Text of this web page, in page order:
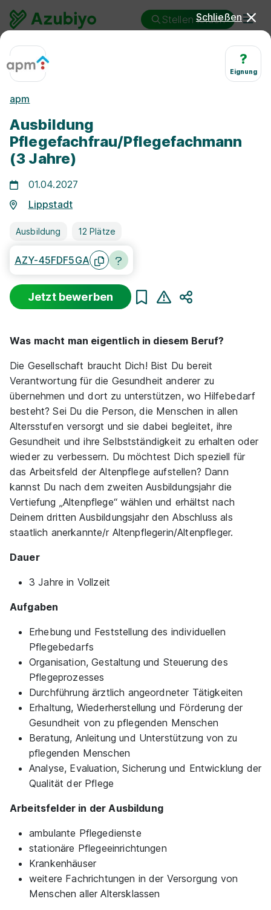
Stellen finden
Ausbildung
Pflegefachmann/-frau
Lippstadt
Freie Stellen finden
Suche zurücksetzen
Infos zum Beruf Pflegefachmann
28 Ausbildungsplätze
Ausbildung Pflegefachfrau/Pflegefachmann (3
Jahre) apm
Ausbildung Pflegefachfrau/Pflegefachmann (3
Jahre) apm
01.09.2026
Ausbildung zum/ zur Pflegefachmann/ - frau
(w/m/d) KORIAN Deutschland
01.10.2026
59329 Wadersloh
Schließen
?
Eignung
apm
Ausbildung
Pflegefachfrau/Pflegefachmann
(3 Jahre)
01.04.2027
Lippstadt
Ausbildung 12 Plätze
AZY-45FDF5GA
Jetzt bewerben
Was macht man eigentlich in diesem Beruf?
Die Gesellschaft braucht Dich! Bist Du bereit
Verantwortung für die Gesundheit anderer zu
übernehmen und dort zu unterstützen, wo Hilfebedarf
besteht? Sei Du die Person, die Menschen in allen
Altersstufen versorgt und sie dabei begleitet, ihre
Gesundheit und ihre Selbstständigkeit zu erhalten oder
wieder zu verbessern. Du möchtest Dich speziell für
das Arbeitsfeld der Altenpflege aufstellen? Dann
kannst Du nach dem zweiten Ausbildungsjahr die
Vertiefung „Altenpflege“ wählen und erhältst nach
Deinem dritten Ausbildungsjahr den Abschluss als
staatlich anerkannte/r Altenpflegerin/Altenpfleger.
Dauer
3 Jahre in Vollzeit
Aufgaben
Erhebung und Feststellung des individuellen
Pflegebedarfs
Organisation, Gestaltung und Steuerung des
Pflegeprozesses
Durchführung ärztlich angeordneter Tätigkeiten
Erhaltung, Wiederherstellung und Förderung der
Gesundheit von zu pflegenden Menschen
Beratung, Anleitung und Unterstützung von zu
pflegenden Menschen
Analyse, Evaluation, Sicherung und Entwicklung der
Qualität der Pflege
Arbeitsfelder in der Ausbildung
ambulante Pflegedienste
stationäre Pflegeeinrichtungen
Krankenhäuser
weitere Fachrichtungen in der Versorgung von
Menschen aller Altersklassen